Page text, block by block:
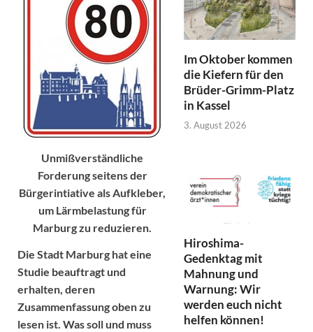
Unmißverständliche
Forderung seitens der
Bürgerintiative als Aufkleber,
um Lärmbelastung für
Marburg zu reduzieren.
Die Stadt Marburg hat eine
Studie beauftragt und
erhalten, deren
Zusammenfassung oben zu
lesen ist. Was soll und muss
Im Oktober kommen
die Kiefern für den
Brüder-Grimm-Platz
in Kassel
3. August 2026
Hiroshima-
Gedenktag mit
Mahnung und
Warnung: Wir
werden euch nicht
helfen können!